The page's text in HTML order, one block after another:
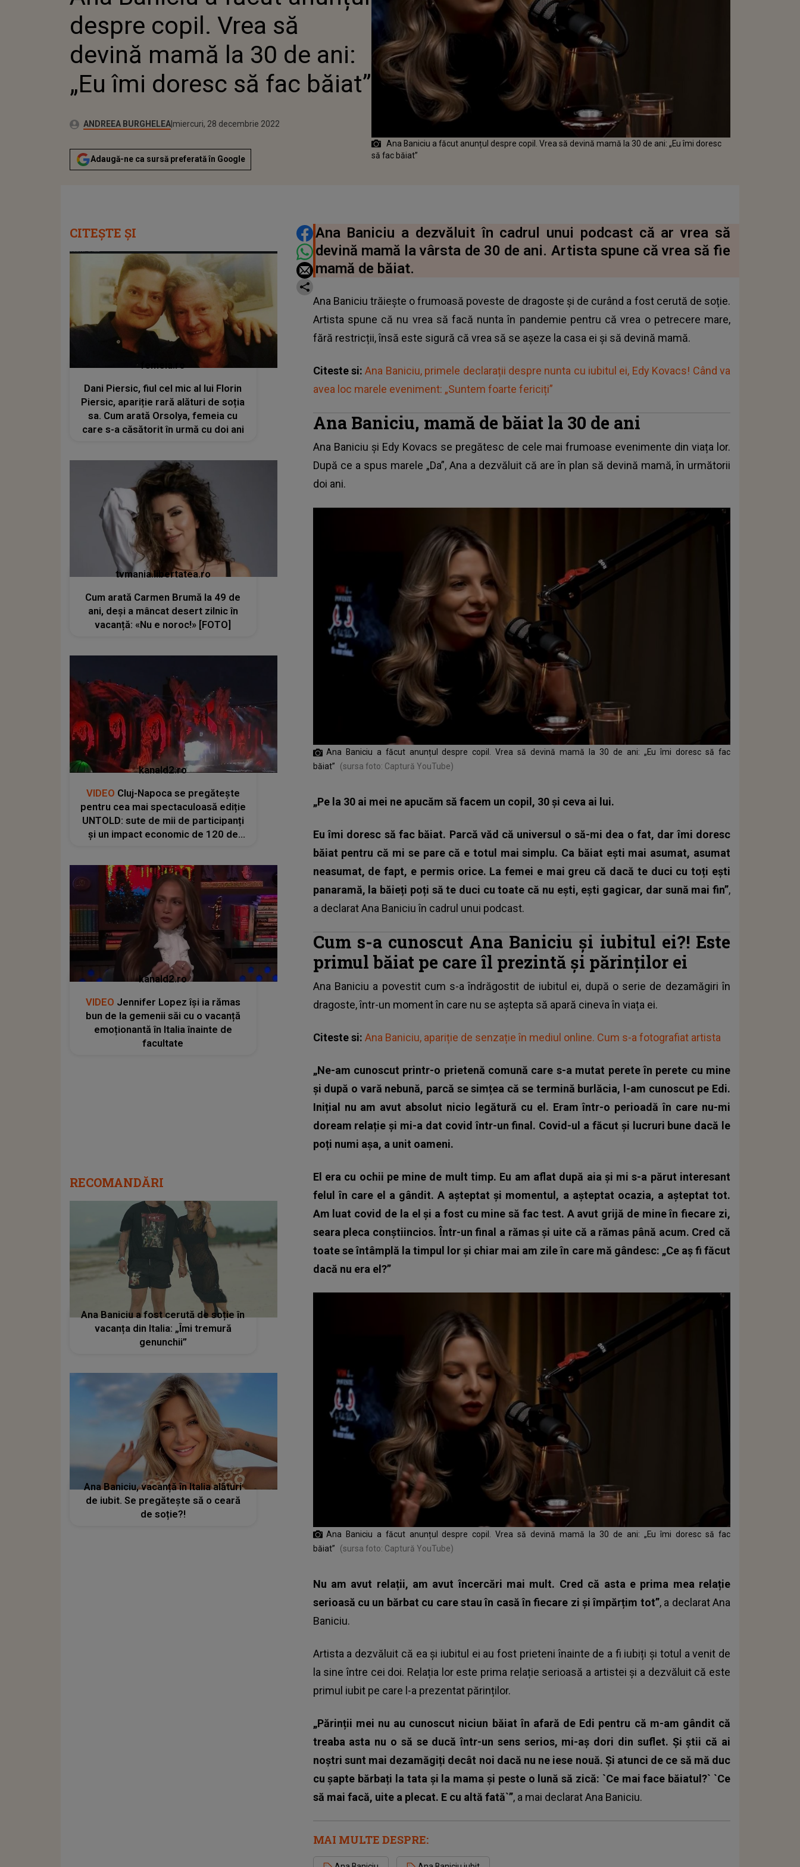
„EU ÎMI DORESC SĂ FAC BĂIAT”
despre copil. Vrea să
devină mamă la 30 de ani:
„Eu îmi doresc să fac băiat”
Autor:ANDREEA BURGHELEAPublicat:
marți, 28 decembrie 2021
Actualizat:
miercuri, 28 decembrie 2022
Adaugă-ne ca sursă preferată în Google
Ana Baniciu a făcut anunțul despre copil. Vrea să devină mamă la 30 de ani: „Eu îmi doresc
să fac băiat”
DISTRIBUIE ARTICOLUL
Ana Baniciu a dezvăluit în cadrul unui podcast că ar vrea să
devină mamă la vârsta de 30 de ani. Artista spune că vrea să fie
mamă de băiat.
Ana Baniciu trăiește o frumoasă poveste de dragoste și de curând a fost cerută de soție.
Artista spune că nu vrea să facă nunta în pandemie pentru că vrea o petrecere mare,
fără restricții, însă este sigură că vrea să se așeze la casa ei și să devină mamă.
Citeste si:Ana Baniciu, primele declarații despre nunta cu iubitul ei, Edy Kovacs! Când va
avea loc marele eveniment: „Suntem foarte fericiți”
Ana Baniciu, mamă de băiat la 30 de ani
Ana Baniciu și Edy Kovacs se pregătesc de cele mai frumoase evenimente din viața lor.
După ce a spus marele „Da”, Ana a dezvăluit că are în plan să devină mamă, în următorii
doi ani.
Ana Baniciu a făcut anunțul despre copil. Vrea să devină mamă la 30 de ani: „Eu îmi doresc să fac
băiat”
(sursa foto: Captură YouTube)
„Pe la 30 ai mei ne apucăm să facem un copil, 30 și ceva ai lui.
Eu îmi doresc să fac băiat. Parcă văd că universul o să-mi dea o fat, dar îmi doresc
băiat pentru că mi se pare că e totul mai simplu. Ca băiat ești mai asumat, asumat
neasumat, de fapt, e permis orice. La femei e mai greu că dacă te duci cu toți ești
panaramă, la băieți poți să te duci cu toate că nu ești, ești gagicar, dar sună mai fin”,
a declarat Ana Baniciu în cadrul unui podcast.
Cum s-a cunoscut Ana Baniciu și iubitul ei?! Este
primul băiat pe care îl prezintă și părinților ei
Ana Baniciu a povestit cum s-a îndrăgostit de iubitul ei, după o serie de dezamăgiri în
dragoste, într-un moment în care nu se aștepta să apară cineva în viața ei.
Citeste si: Ana Baniciu, apariție de senzație în mediul online. Cum s-a fotografiat artista
„Ne-am cunoscut printr-o prietenă comună care s-a mutat perete în perete cu mine
și după o vară nebună, parcă se simțea că se termină burlăcia, l-am cunoscut pe Edi.
Inițial nu am avut absolut nicio legătură cu el. Eram într-o perioadă în care nu-mi
doream relație și mi-a dat covid într-un final. Covid-ul a făcut și lucruri bune dacă le
poți numi așa, a unit oameni.
El era cu ochii pe mine de mult timp. Eu am aflat după aia și mi s-a părut interesant
felul în care el a gândit. A așteptat și momentul, a așteptat ocazia, a așteptat tot.
Am luat covid de la el și a fost cu mine să fac test. A avut grijă de mine în fiecare zi,
seara pleca conștiincios. Într-un final a rămas și uite că a rămas până acum. Cred că
toate se întâmplă la timpul lor și chiar mai am zile în care mă gândesc: „Ce aș fi făcut
dacă nu era el?”
Ana Baniciu a făcut anunțul despre copil. Vrea să devină mamă la 30 de ani: „Eu îmi doresc să fac
băiat”
(sursa foto: Captură YouTube)
Nu am avut relații, am avut încercări mai mult. Cred că asta e prima mea relație
serioasă cu un bărbat cu care stau în casă în fiecare zi și împărțim tot”, a declarat Ana
Baniciu.
Artista a dezvăluit că ea și iubitul ei au fost prieteni înainte de a fi iubiți și totul a venit de
la sine între cei doi. Relația lor este prima relație serioasă a artistei și a dezvăluit că este
primul iubit pe care l-a prezentat părinților.
„Părinții mei nu au cunoscut niciun băiat în afară de Edi pentru că m-am gândit că
treaba asta nu o să se ducă într-un sens serios, mi-aș dori din suflet. Și știi că ai
noștri sunt mai dezamăgiți decât noi dacă nu ne iese nouă. Și atunci de ce să mă duc
cu șapte bărbați la tata și la mama și peste o lună să zică: `Ce mai face băiatul?` `Ce
să mai facă, uite a plecat. E cu altă fată`”, a mai declarat Ana Baniciu.
MAI MULTE DESPRE:
CITEȘTE ȘI
femeia.ro
Dani Piersic, fiul cel mic al lui Florin
Piersic, apariție rară alături de soția
sa. Cum arată Orsolya, femeia cu
care s-a căsătorit în urmă cu doi ani
tvmania.libertatea.ro
Cum arată Carmen Brumă la 49 de
ani, deși a mâncat desert zilnic în
vacanță: «Nu e noroc!» [FOTO]
kanald2.ro
VIDEO Cluj-Napoca se pregătește
pentru cea mai spectaculoasă ediție
UNTOLD: sute de mii de participanți
și un impact economic de 120 de
kanald2.ro
VIDEO Jennifer Lopez își ia rămas
bun de la gemenii săi cu o vacanță
emoționantă în Italia înainte de
facultate
RECOMANDĂRI
Ana Baniciu a fost cerută de soție în
vacanța din Italia: „Îmi tremură
genunchii”
Ana Baniciu, vacanță în Italia alături
de iubit. Se pregătește să o ceară
de soție?!